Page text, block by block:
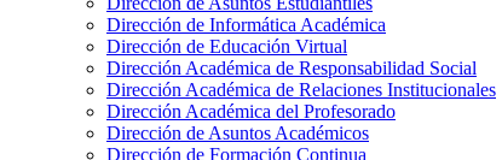
Dirección de Informática Académica
Dirección de Educación Virtual
Dirección Académica de Responsabilidad Social
Dirección Académica de Relaciones Institucionales
Dirección Académica del Profesorado
Dirección de Asuntos Académicos
Dirección de Formación Continua